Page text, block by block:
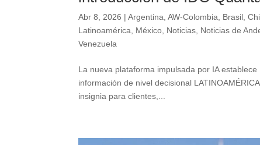
Abr 8, 2026 |Argentina ,AW-Colombia Brasil ,
Latinoamérica
México Noticias Noticias de
Venezuela
La nueva plataforma impulsada por IA
información de nivel decisional
insignia para clientes,...